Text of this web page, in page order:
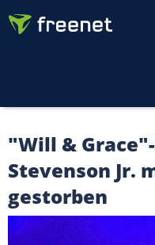
"Will &
Stevenson Jr.
gestorben